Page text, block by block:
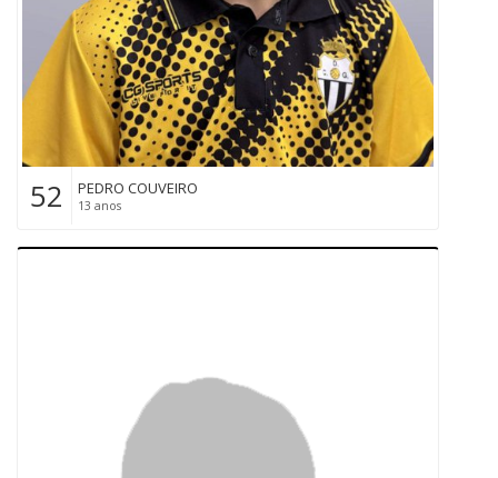
52 PEDRO COUVEIRO
13 anos